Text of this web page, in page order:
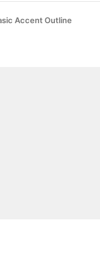
Accent Outline